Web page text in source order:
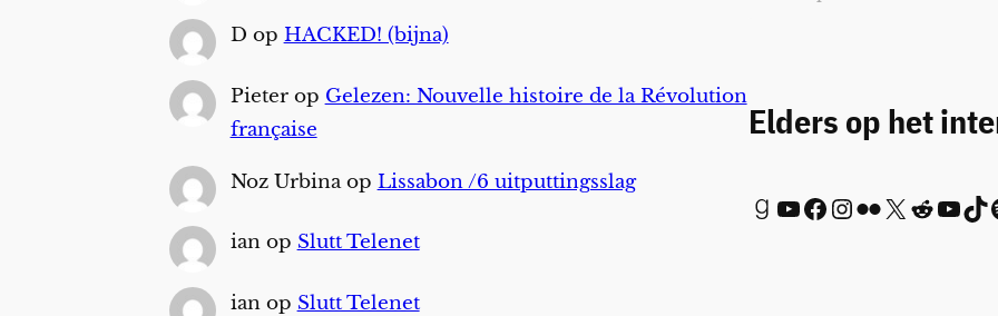
D op HACKED! (bijna)
Pieterop Gelezen: Nouvelle histoire de la Révolution
française
Noz Urbinaop Lissabon /6 uitputtingsslag
ianop Slutt Telenet
ianop Slutt Telenet
Elders op het
Goodreads YouTube Facebook InstagramFlickr X Reddit YouTube TikTok